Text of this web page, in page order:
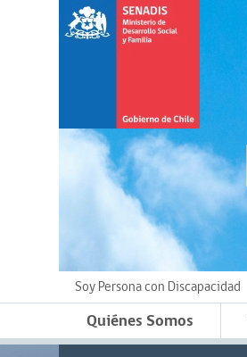
Soy Persona con Discapacidad
Quiénes Somos